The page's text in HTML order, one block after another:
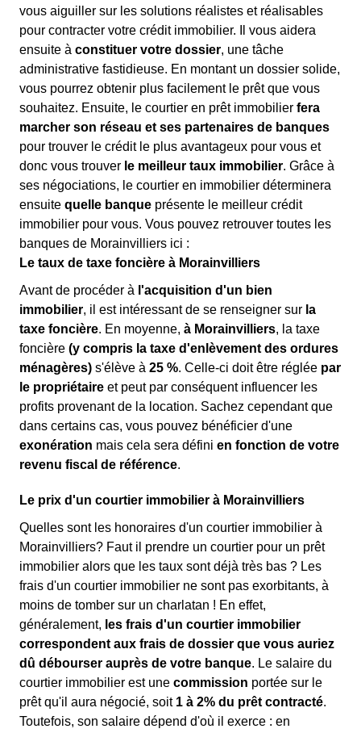
vous aiguiller sur les solutions réalistes et réalisables
pour contracter votre crédit immobilier. Il vous aidera
ensuite à constituer votre dossier, une tâche
administrative fastidieuse. En montant un dossier solide,
vous pourrez obtenir plus facilement le prêt que vous
souhaitez. Ensuite, le courtier en prêt immobilier fera
marcher son réseau et ses partenaires de banques
pour trouver le crédit le plus avantageux pour vous et
donc vous trouver le meilleur taux immobilier. Grâce à
ses négociations, le courtier en immobilier déterminera
ensuite quelle banque présente le meilleur crédit
immobilier pour vous. Vous pouvez retrouver toutes les
banques de Morainvilliers ici :
Le taux de taxe foncière à Morainvilliers
Avant de procéder à l'acquisition d'un bien
immobilier, il est intéressant de se renseigner sur la
taxe foncière. En moyenne, à Morainvilliers, la taxe
foncière (y compris la taxe d'enlèvement des ordures
ménagères) s'élève à 25 %. Celle-ci doit être réglée par
le propriétaire et peut par conséquent influencer les
profits provenant de la location. Sachez cependant que
dans certains cas, vous pouvez bénéficier d'une
exonération mais cela sera défini en fonction de votre
revenu fiscal de référence.
Le prix d'un courtier immobilier à Morainvilliers
Quelles sont les honoraires d'un courtier immobilier à
Morainvilliers? Faut il prendre un courtier pour un prêt
immobilier alors que les taux sont déjà très bas ? Les
frais d'un courtier immobilier ne sont pas exorbitants, à
moins de tomber sur un charlatan ! En effet,
généralement, les frais d'un courtier immobilier
correspondent aux frais de dossier que vous auriez
dû débourser auprès de votre banque. Le salaire du
courtier immobilier est une commission portée sur le
prêt qu'il aura négocié, soit 1 à 2% du prêt contracté.
Toutefois, son salaire dépend d'où il exerce : en